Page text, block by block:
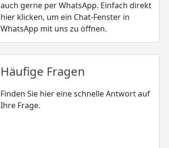
auch gerne per WhatsApp. Einfach direkt
hier klicken, um ein Chat-Fenster in
WhatsApp mit uns zu öffnen.
Häufige Fragen
Finden Sie hier eine schnelle Antwort auf
Ihre Frage.